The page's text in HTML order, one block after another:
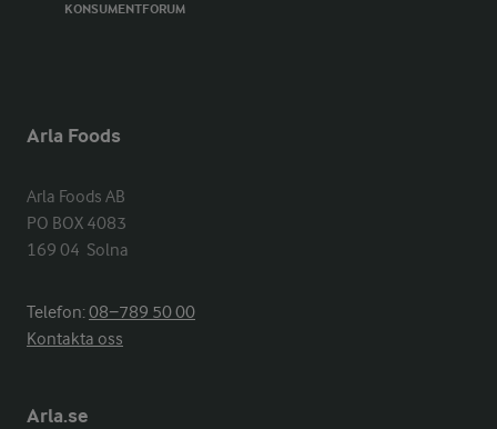
KONSUMENTFORUM
Arla Foods
Arla Foods AB
PO BOX 4083
169 04  Solna
Telefon:08−789 50 00
Kontakta oss
Arla.se